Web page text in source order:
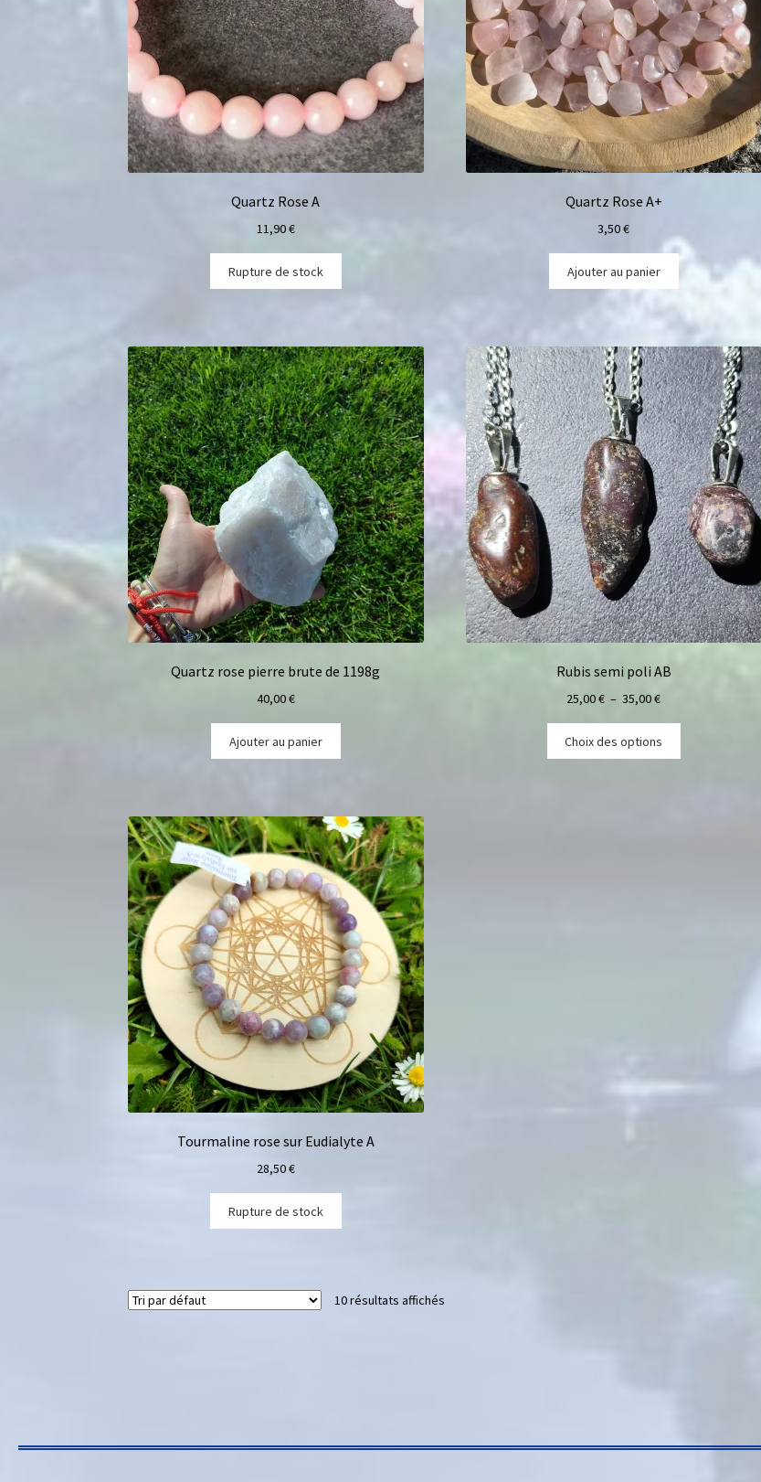
Quartz Rose A
11,90€
Rupture de stock
Quartz Rose A+
3,50€
Ajouter au panier
Quartz rose pierre brute de 1198g
40,00€
Ajouter au panier
Rubis semi poli AB
25,00€ – 35,00€
Choix des options
Tourmaline rose sur Eudialyte A
28,50€
Rupture de stock
10 résultats affichés